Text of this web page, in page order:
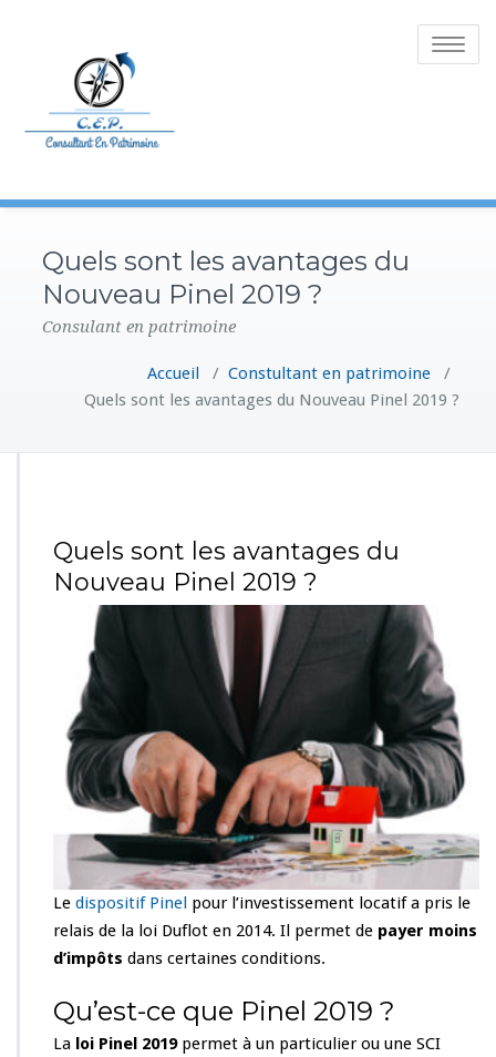
Toggle
Quels sont les avantages du
Nouveau Pinel 2019 ?
Consulant en patrimoine
Accueil / Constultant en patrimoine /
Quels sont les avantages du Nouveau Pinel 2019 ?
Quels sont les avantages du
Nouveau Pinel 2019 ?
Le dispositif Pinel pour l’investissement locatif a pris le
relais de la loi Duflot en 2014. Il permet de payer moins
d’impôts dans certaines conditions.
Qu’est-ce que Pinel 2019 ?
La loi Pinel 2019 permet à un particulier ou une SCI